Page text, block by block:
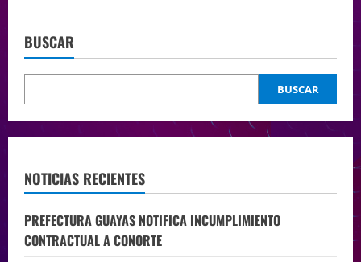
BUSCAR
BUSCAR
NOTICIAS RECIENTES
PREFECTURA GUAYAS NOTIFICA INCUMPLIMIENTO
CONTRACTUAL A CONORTE